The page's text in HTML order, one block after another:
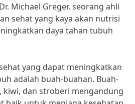
Michael Greger, seorang ahli
sehat yang kaya akan nutrisi
daya tahan tubuh
yang dapat meningkatkan
adalah buah-buahan. Buah-
kiwi, dan stroberi mengandung